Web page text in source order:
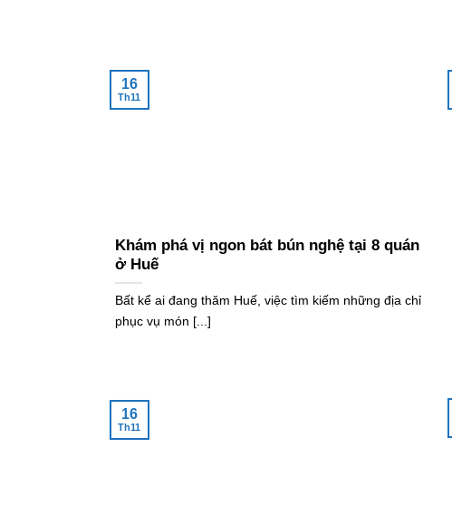
Khám phá vị ngon bát bún nghệ tại 8 quán
ở Huế
Bất kể ai đang thăm Huế, việc tìm kiếm những địa chỉ
phục vụ món [...]
16
Th11
16
Th11